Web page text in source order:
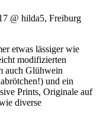
@ hilda5, Freiburg
etwas lässiger wie
modifizierten
auch Glühwein
und ein
Prints, Originale auf
diverse